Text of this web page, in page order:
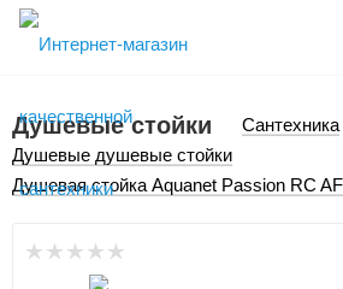
Душевые стойки Сантехника
Душевые душевые стойки
Душевая стойка Aquanet Passion RC